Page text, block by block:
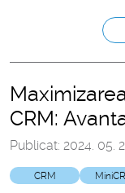
CRM:
IMM-uri
Publicat: 2024. 05.
CRM